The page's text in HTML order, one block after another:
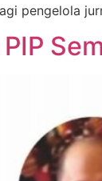
pengelola